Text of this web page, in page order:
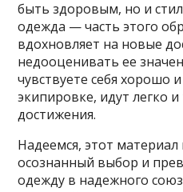
быть здоровым, но и
одежда — часть этого
вдохновляет на новые
недооценивать ее
чувствуете себя хорошо
экипировке, идут легко
достижения.
Надеемся, этот
осознанный выбор и
одежду в надежного